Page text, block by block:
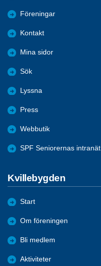
Föreningar
Kontakt
Mina sidor
Sök
Lyssna
Press
Webbutik
SPF Seniorernas intranät
Kvillebygden
Start
Om föreningen
Bli medlem
Aktiviteter